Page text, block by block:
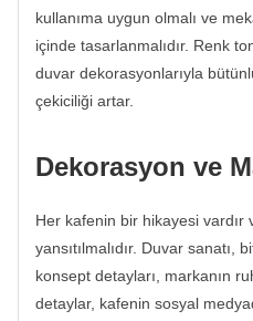
kullanıma uygun olmalı ve
içinde tasarlanmalıdır. Renk
duvar dekorasyonlarıyla
çekiciliği artar.
Dekorasyon ve
Her kafenin bir hikayesi vardır
yansıtılmalıdır. Duvar sanatı,
konsept detayları, markanın
detaylar, kafenin sosyal